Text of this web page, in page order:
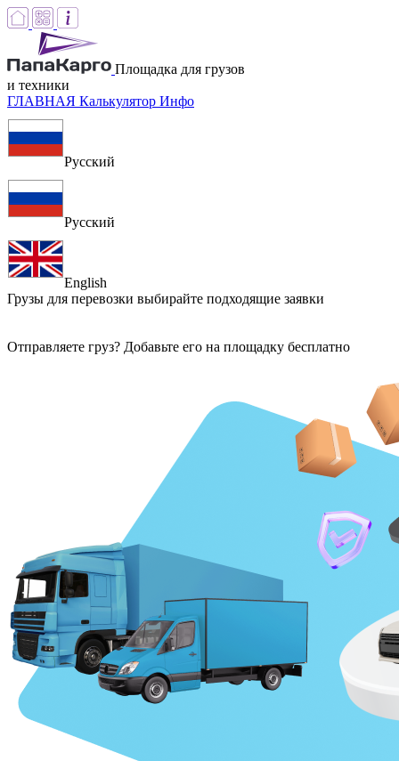
Площадка для грузов
и техники
ГЛАВНАЯ Калькулятор Инфо
Русский
Русский
English
Грузы для перевозки выбирайте подходящие заявки
Отправляете груз? Добавьте его на площадку бесплатно